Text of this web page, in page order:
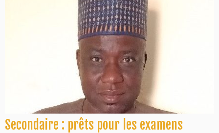
Secondaire : prêts pour les examens